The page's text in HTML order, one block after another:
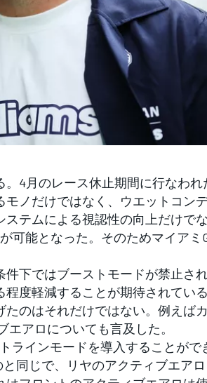
4月のレース休止期間に行なわれ
ノだけではなく、ウエットコン
テムによる視認性の向上だけでな
可能となった。そのためマイアミ
下ではブーストモードが禁止さ
度軽減することが期待されている
のはそれだけではない。例えば
アロについても言及した。
インモードを導入することがで
同じで、リヤのアクティブエア